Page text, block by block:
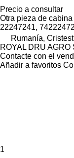
Precio a consultar
Otra pieza de cabina
22247241,
Rumanía,
ROYAL DRU AGRO
Contacte con el
Añadir a favoritos
1